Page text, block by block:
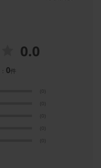
0.0
0件
(0)
(0)
(0)
(0)
(0)